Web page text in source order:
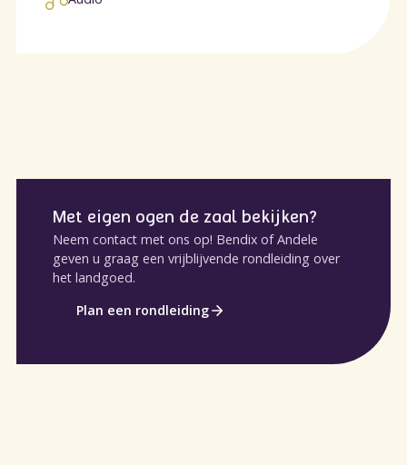
Met eigen ogen de zaal bekijken?
Neem contact met ons op! Bendix of Andele
geven u graag een vrijblijvende rondleiding over
het landgoed.
Plan een rondleiding